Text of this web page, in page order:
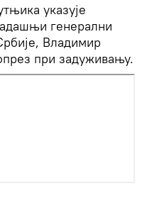
указује
генерални
Владимир
при задуживању.